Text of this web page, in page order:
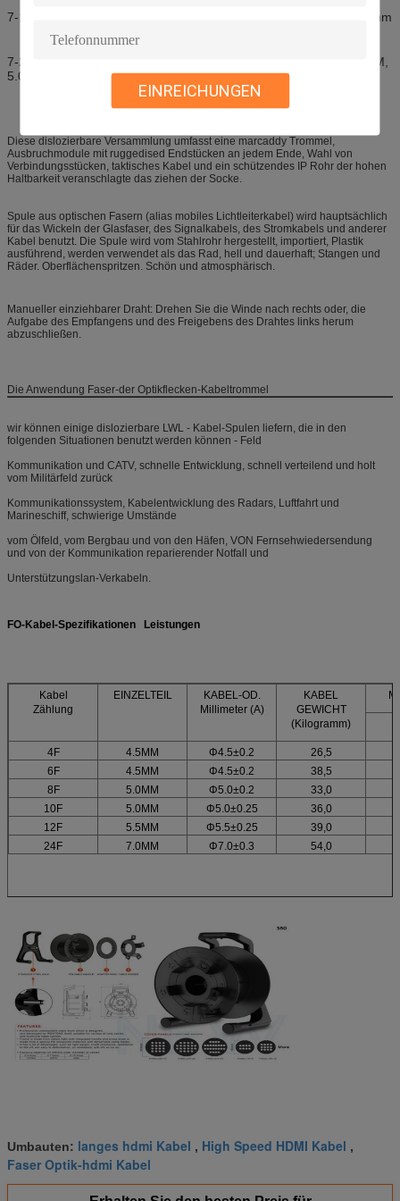
EINREICHUNGEN
7-1: Linie Größe: 230mm*230mm, 230mm*300mm, 300mm*400mm
7-2: Wie 300mm*400mm Rahmen: Drahtdurchmesser: 7.0m*400M,
5.0mm*700M, 3.0mm*1500M
Diese dislozierbare Versammlung umfasst eine marcaddy Trommel,
Ausbruchmodule mit ruggedised Endstücken an jedem Ende, Wahl von
Verbindungsstücken, taktisches Kabel und ein schützendes IP Rohr der hohen
Haltbarkeit veranschlagte das ziehen der Socke.
Spule aus optischen Fasern (alias mobiles Lichtleiterkabel) wird hauptsächlich
für das Wickeln der Glasfaser, des Signalkabels, des Stromkabels und anderer
Kabel benutzt. Die Spule wird vom Stahlrohr hergestellt, importiert, Plastik
ausführend, werden verwendet als das Rad, hell und dauerhaft; Stangen und
Räder. Oberflächenspritzen. Schön und atmosphärisch.
Manueller einziehbarer Draht: Drehen Sie die Winde nach rechts oder, die
Aufgabe des Empfangens und des Freigebens des Drahtes links herum
abzuschließen.
Die Anwendung Faser-der Optikflecken-Kabeltrommel
wir können einige dislozierbare LWL - Kabel-Spulen liefern, die in den
folgenden Situationen benutzt werden können - Feld
Kommunikation und CATV, schnelle Entwicklung, schnell verteilend und holt
vom Militärfeld zurück
Kommunikationssystem, Kabelentwicklung des Radars, Luftfahrt und
Marineschiff, schwierige Umstände
vom Ölfeld, vom Bergbau und von den Häfen, VON Fernsehwiedersendung
und von der Kommunikation reparierender Notfall und
Unterstützungslan-Verkabeln.
FO-Kabel-Spezifikationen Leistungen
Kabel
Zählung
EINZELTEIL
KABEL-OD.
Millimeter (A)
KABEL
GEWICHT
(Kilogramm)
4F 4.5MM Φ4.5±0.2
26,5
6F
4.5MM Φ4.5±0.2 38,5
8F
5.0MM Φ5.0±0.2 33,0
10F
5.0MM Φ5.0±0.25 36,0
12F
5.5MM Φ5.5±0.25 39,0
24F
7.0MM Φ7.0±0.3 54,0
Umbauten: langes hdmi Kabel , High Speed HDMI Kabel ,
Faser Optik-hdmi Kabel